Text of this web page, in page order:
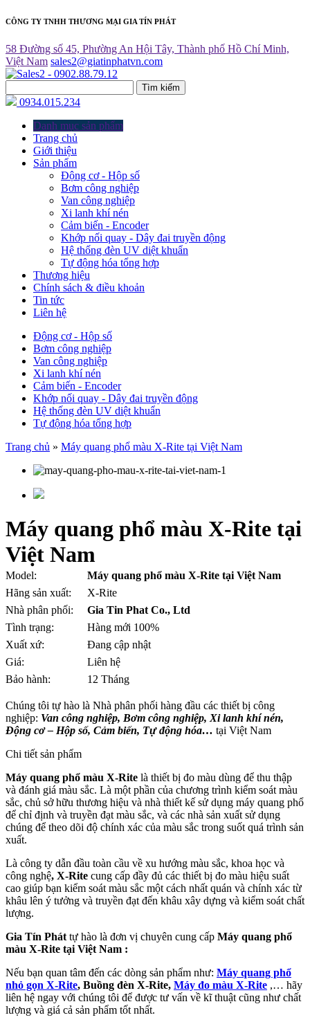
CÔNG TY TNHH THƯƠNG MẠI GIA TÍN PHÁT
58 Đường số 45, Phường An Hội Tây, Thành phố Hồ Chí Minh,
Việt Nam sales2@giatinphatvn.com
Tìm kiếm
0934.015.234
Danh mục sản phẩm
Trang chủ
Giới thiệu
Sản phẩm
Động cơ - Hộp số
Bơm công nghiệp
Van công nghiệp
Xi lanh khí nén
Cảm biến - Encoder
Khớp nối quay - Dây đai truyền động
Hệ thống đèn UV diệt khuẩn
Tự động hóa tổng hợp
Thương hiệu
Chính sách & điều khoản
Tin tức
Liên hệ
Động cơ - Hộp số
Bơm công nghiệp
Van công nghiệp
Xi lanh khí nén
Cảm biến - Encoder
Khớp nối quay - Dây đai truyền động
Hệ thống đèn UV diệt khuẩn
Tự động hóa tổng hợp
Trang chủ » Máy quang phổ màu X-Rite tại Việt Nam
Máy quang phổ màu X-Rite tại
Việt Nam
Model:
Máy quang phổ màu X-Rite tại Việt Nam
Hãng sản xuất:
X-Rite
Nhà phân phối:
Gia Tin Phat Co., Ltd
Tình trạng:
Hàng mới 100%
Xuất xứ:
Đang cập nhật
Giá:
Liên hệ
Bảo hành:
12 Tháng
Chúng tôi tự hào là Nhà phân phối hàng đầu các thiết bị công
nghiệp: Van công nghiệp, Bơm công nghiệp, Xi lanh khí nén,
Động cơ – Hộp số, Cảm biến, Tự động hóa… tại Việt Nam
Chi tiết sản phẩm
Máy quang phổ màu X-Rite là thiết bị đo màu dùng để thu thập
và đánh giá màu sắc. Là một phần của chương trình kiểm soát màu
sắc, chủ sở hữu thương hiệu và nhà thiết kế sử dụng máy quang phổ
để chỉ định và truyền đạt màu sắc, và các nhà sản xuất sử dụng
chúng để theo dõi độ chính xác của màu sắc trong suốt quá trình sản
xuất.
Là công ty dẫn đầu toàn cầu về xu hướng màu sắc, khoa học và
công nghệ, X-Rite cung cấp đầy đủ các thiết bị đo màu hiệu suất
cao giúp bạn kiểm soát màu sắc một cách nhất quán và chính xác từ
khâu lên ý tưởng và truyền đạt đến khâu xây dựng và kiểm soát chất
lượng.
Gia Tín Phát tự hào là đơn vị chuyên cung cấp Máy quang phổ
màu X-Rite tại Việt Nam :
Nếu bạn quan tâm đến các dòng sản phẩm như: Máy quang phổ
nhỏ gọn X-Rite, Buồng đèn X-Rite, Máy đo màu X-Rite ,… hãy
liên hệ ngay với chúng tôi để được tư vấn về kĩ thuật cũng như chất
lượng và giá cả sản phẩm tốt nhất.